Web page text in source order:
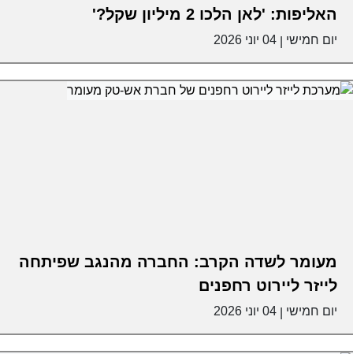
האליפות: 'לאן הלכו 2 מיליון שקל?'
יום חמישי 04 יוני 2026
מעומר לשדה הקרב: החברה מהנגב שפיתחה
לייזר ליירוט רחפנים
יום חמישי 04 יוני 2026